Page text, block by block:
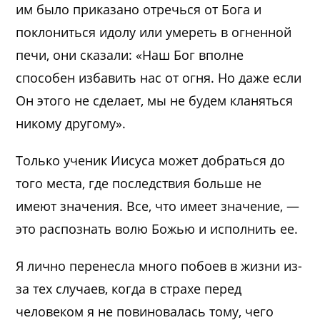
им было приказано отречься от Бога и
поклониться идолу или умереть в огненной
печи, они сказали: «Наш Бог вполне
способен избавить нас от огня. Но даже если
Он этого не сделает, мы не будем кланяться
никому другому».
Только ученик Иисуса может добраться до
того места, где последствия больше не
имеют значения. Все, что имеет значение, —
это распознать волю Божью и исполнить ее.
Я лично перенесла много побоев в жизни из-
за тех случаев, когда в страхе перед
человеком я не повиновалась тому, чего